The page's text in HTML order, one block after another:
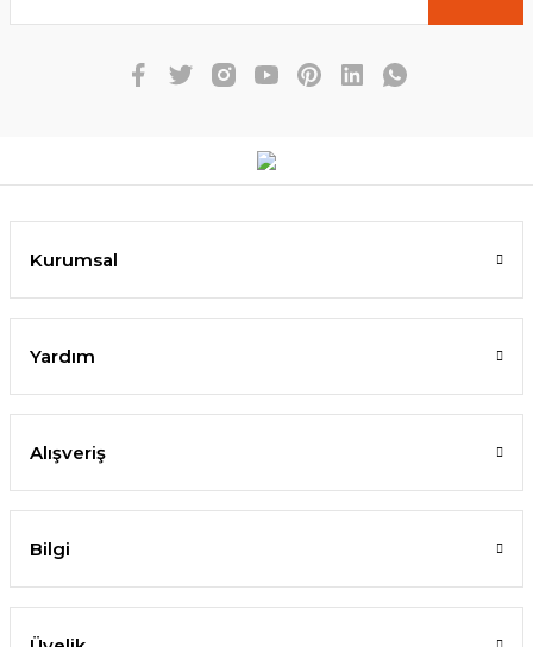
Kurumsal
Yardım
Alışveriş
Bilgi